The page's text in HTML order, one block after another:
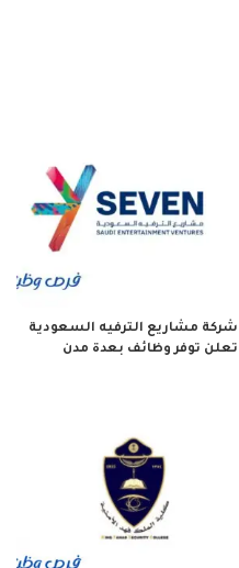
شركة مشاريع الترفيه السعودية
تعلن توفر وظائف بعدة مدن